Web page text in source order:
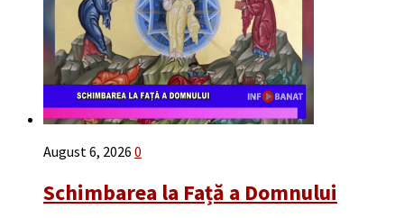
August 6, 2026 0
Schimbarea la Față a Domnului